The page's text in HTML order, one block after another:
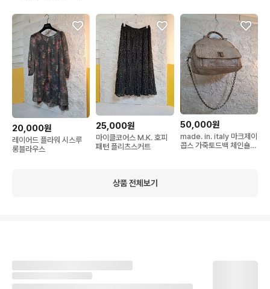
20,000원
레이어드 플라워 시스루
롱블라우스
25,000원
마이클코어스 M.K. 호피
패턴 플리츠스커트
50,000원
made. in. italy 마크제이
콥스 가죽토드백 체인숄더
상품 전체보기